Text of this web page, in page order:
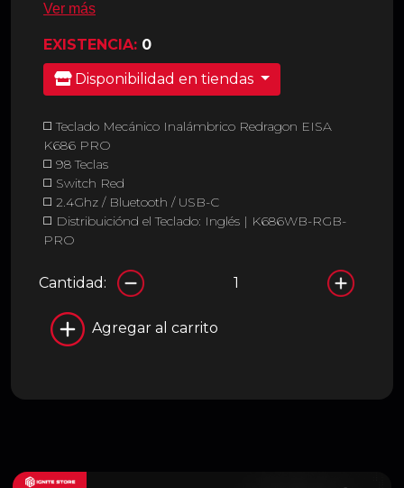
Ver más
EXISTENCIA: 0
Disponibilidad en tiendas
◻️ Teclado Mecánico Inalámbrico Redragon EISA
K686 PRO
◻️ 98 Teclas
◻️ Switch Red
◻️ 2.4Ghz / Bluetooth / USB-C
◻️ Distribuiciónd el Teclado: Inglés | K686WB-RGB-
PRO
Cantidad:
Agregar al carrito